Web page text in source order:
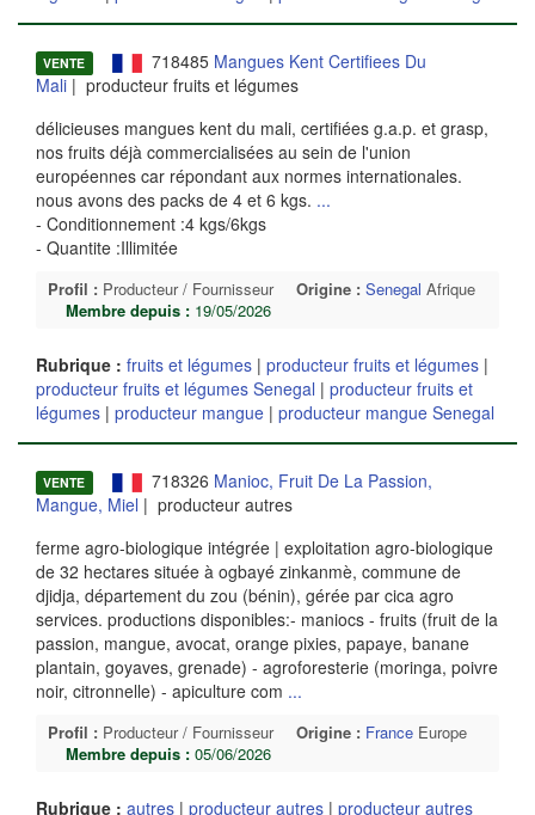
VENTE 718485 Mangues Kent Certifiees Du
Mali | producteur fruits et légumes
délicieuses mangues kent du mali, certifiées g.a.p. et grasp,
nos fruits déjà commercialisées au sein de l'union
européennes car répondant aux normes internationales.
nous avons des packs de 4 et 6 kgs. ...
- Conditionnement :4 kgs/6kgs
- Quantite :Illimitée
Profil : Producteur / Fournisseur Origine : Senegal Afrique
Membre depuis : 19/05/2026
Rubrique : fruits et légumes | producteur fruits et légumes |
producteur fruits et légumes Senegal | producteur fruits et
légumes | producteur mangue | producteur mangue Senegal
VENTE 718326 Manioc, Fruit De La Passion,
Mangue, Miel | producteur autres
ferme agro-biologique intégrée | exploitation agro-biologique
de 32 hectares située à ogbayé zinkanmè, commune de
djidja, département du zou (bénin), gérée par cica agro
services. productions disponibles:- maniocs - fruits (fruit de la
passion, mangue, avocat, orange pixies, papaye, banane
plantain, goyaves, grenade) - agroforesterie (moringa, poivre
noir, citronnelle) - apiculture com ...
Profil : Producteur / Fournisseur Origine : France Europe
Membre depuis : 05/06/2026
Rubrique : autres | producteur autres | producteur autres